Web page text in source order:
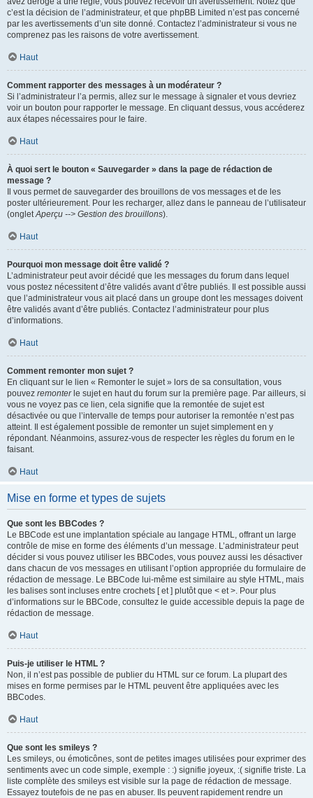
c’est la décision de l’administrateur, et que phpBB Limited n’est pas concerné
par les avertissements d’un site donné. Contactez l’administrateur si vous ne
comprenez pas les raisons de votre avertissement.
Haut
Comment rapporter des messages à un modérateur ?
Si l’administrateur l’a permis, allez sur le message à signaler et vous devriez
voir un bouton pour rapporter le message. En cliquant dessus, vous accéderez
aux étapes nécessaires pour le faire.
Haut
À quoi sert le bouton « Sauvegarder » dans la page de rédaction de
message ?
Il vous permet de sauvegarder des brouillons de vos messages et de les
poster ultérieurement. Pour les recharger, allez dans le panneau de l’utilisateur
(ongletAperçu --> Gestion des brouillons).
Haut
Pourquoi mon message doit être validé ?
L’administrateur peut avoir décidé que les messages du forum dans lequel
vous postez nécessitent d’être validés avant d’être publiés. Il est possible aussi
que l’administrateur vous ait placé dans un groupe dont les messages doivent
être validés avant d’être publiés. Contactez l’administrateur pour plus
d’informations.
Haut
Comment remonter mon sujet ?
En cliquant sur le lien « Remonter le sujet » lors de sa consultation, vous
pouvez remonterle sujet en haut du forum sur la première page. Par ailleurs, si
vous ne voyez pas ce lien, cela signifie que la remontée de sujet est
désactivée ou que l’intervalle de temps pour autoriser la remontée n’est pas
atteint. Il est également possible de remonter un sujet simplement en y
répondant. Néanmoins, assurez-vous de respecter les règles du forum en le
faisant.
Haut
Mise en forme et types de sujets
Que sont les BBCodes ?
Le BBCode est une implantation spéciale au langage HTML, offrant un large
contrôle de mise en forme des éléments d’un message. L’administrateur peut
décider si vous pouvez utiliser les BBCodes, vous pouvez aussi les désactiver
dans chacun de vos messages en utilisant l’option appropriée du formulaire de
rédaction de message. Le BBCode lui-même est similaire au style HTML, mais
les balises sont incluses entre crochets [ et ] plutôt que < et >. Pour plus
d’informations sur le BBCode, consultez le guide accessible depuis la page de
rédaction de message.
Haut
Puis-je utiliser le HTML ?
Non, il n’est pas possible de publier du HTML sur ce forum. La plupart des
mises en forme permises par le HTML peuvent être appliquées avec les
BBCodes.
Haut
Que sont les smileys ?
Les smileys, ou émoticônes, sont de petites images utilisées pour exprimer des
sentiments avec un code simple, exemple : :) signifie joyeux, :( signifie triste. La
liste complète des smileys est visible sur la page de rédaction de message.
Essayez toutefois de ne pas en abuser. Ils peuvent rapidement rendre un